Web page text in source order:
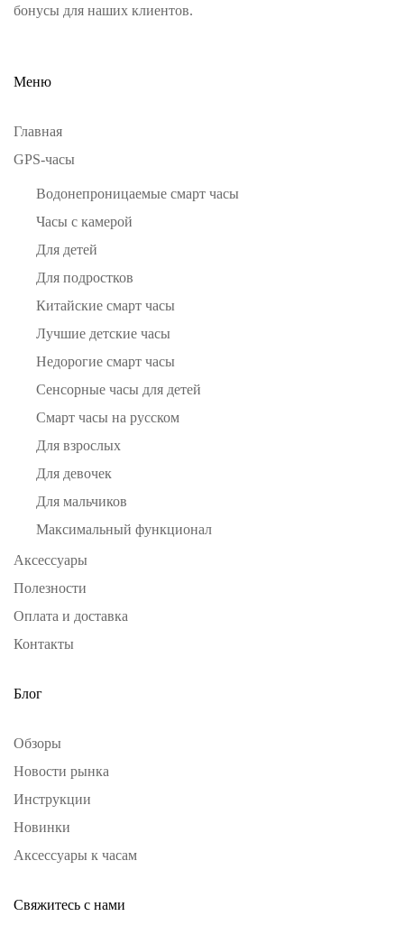
бонусы для наших клиентов.
Меню
Главная
GPS-часы
Водонепроницаемые смарт часы
Часы с камерой
Для детей
Для подростков
Китайские смарт часы
Лучшие детские часы
Недорогие смарт часы
Сенсорные часы для детей
Смарт часы на русском
Для взрослых
Для девочек
Для мальчиков
Максимальный функционал
Аксессуары
Полезности
Оплата и доставка
Контакты
Блог
Обзоры
Новости рынка
Инструкции
Новинки
Аксессуары к часам
Свяжитесь с нами